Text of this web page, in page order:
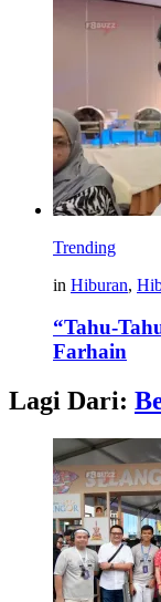
Trending
in Hiburan,
“Tahu-
Farhain
Lagi Dari: